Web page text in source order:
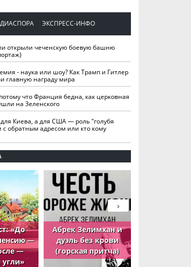
ДИАСПОРА ЭКСПРЕСС-ИНФО
открыли чеченскую боевую башню
- наука или шоу? Как Трамп и Гитлер
главную награду мира
что Франция бедна, как церковная
на Зеленского
Киева, а для США — роль "голубя
с обратным адресом или кто кому
«До
—
—
Абрек Зелимхан и
дуэль без крови
(горская притча)
›